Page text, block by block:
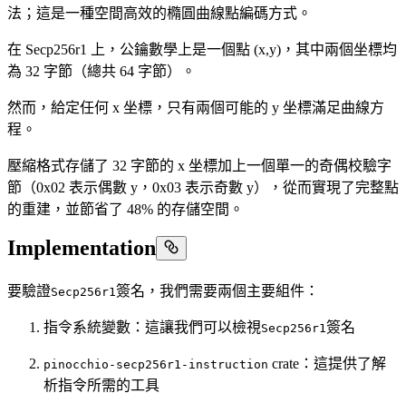
法；這是一種空間高效的橢圓曲線點編碼方式。
在 Secp256r1 上，公鑰數學上是一個點 (x,y)，其中兩個坐標均
為 32 字節（總共 64 字節）。
然而，給定任何 x 坐標，只有兩個可能的 y 坐標滿足曲線方
程。
壓縮格式存儲了 32 字節的 x 坐標加上一個單一的奇偶校驗字
節（0x02 表示偶數 y，0x03 表示奇數 y），從而實現了完整點
的重建，並節省了 48% 的存儲空間。
Implementation
要驗證Secp256r1簽名，我們需要兩個主要組件：
指令系統變數：這讓我們可以檢視Secp256r1簽名
pinocchio-secp256r1-instruction crate：這提供了解
析指令所需的工具